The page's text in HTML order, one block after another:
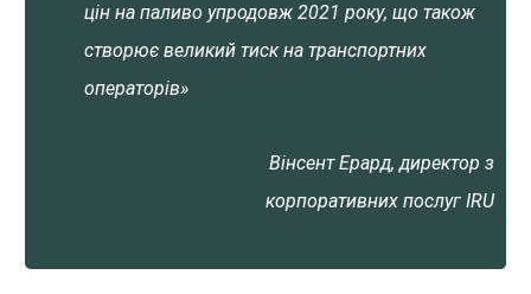
цін на паливо упродовж 2021 року, що також
створює великий тиск на транспортних
операторів»
Вінсент Ерард, директор з
корпоративних послуг IRU